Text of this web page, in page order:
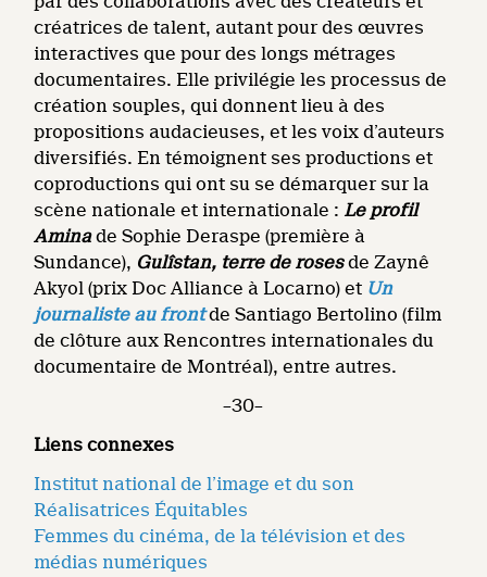
créatrices de talent, autant pour des œuvres
interactives que pour des longs métrages
documentaires. Elle privilégie les processus de
création souples, qui donnent lieu à des
propositions audacieuses, et les voix d’auteurs
diversifiés. En témoignent ses productions et
coproductions qui ont su se démarquer sur la
scène nationale et internationale : Le profil
Aminade Sophie Deraspe (première à
Sundance), Gulîstan, terre de rosesde Zaynê
Akyol (prix Doc Alliance à Locarno) et Un
journaliste au front de Santiago Bertolino (film
de clôture aux Rencontres internationales du
documentaire de Montréal), entre autres.
–30–
Liens connexes
Institut national de l’image et du son
Réalisatrices Équitables
Femmes du cinéma, de la télévision et des
médias numériques